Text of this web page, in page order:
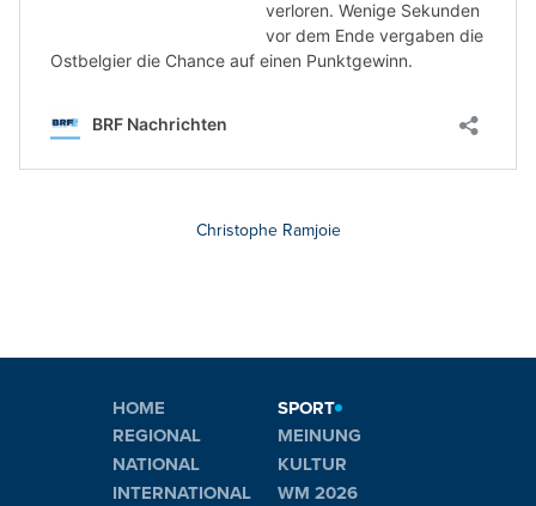
Christophe Ramjoie
HOME
REGIONAL
NATIONAL
INTERNATIONAL
SPORT
MEINUNG
KULTUR
WM 2026